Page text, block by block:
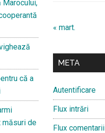
Marocului,
că a
măsuri de
« mart.
META
Autentificare
Flux intrări
Flux comentarii